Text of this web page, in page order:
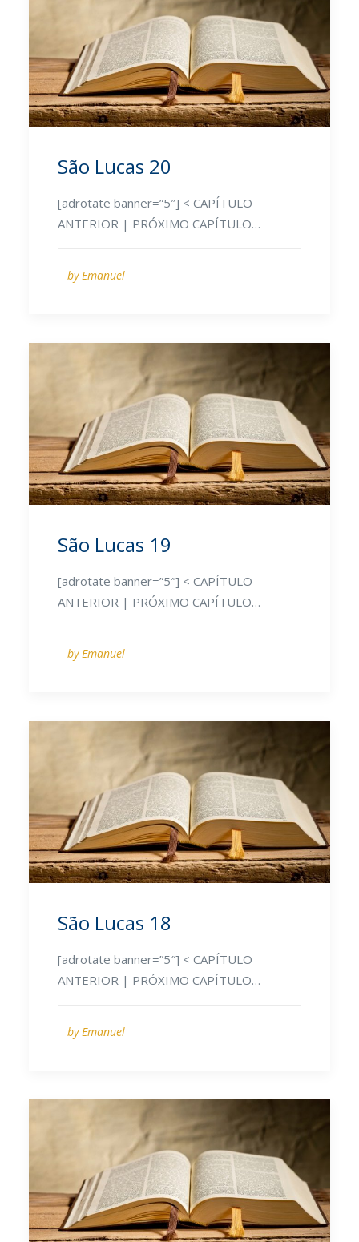
São Lucas 20
[adrotate banner=”5″] < CAPÍTULO
ANTERIOR | PRÓXIMO CAPÍTULO…
by Emanuel
São Lucas 19
[adrotate banner=”5″] < CAPÍTULO
ANTERIOR | PRÓXIMO CAPÍTULO…
by Emanuel
São Lucas 18
[adrotate banner=”5″] < CAPÍTULO
ANTERIOR | PRÓXIMO CAPÍTULO…
by Emanuel